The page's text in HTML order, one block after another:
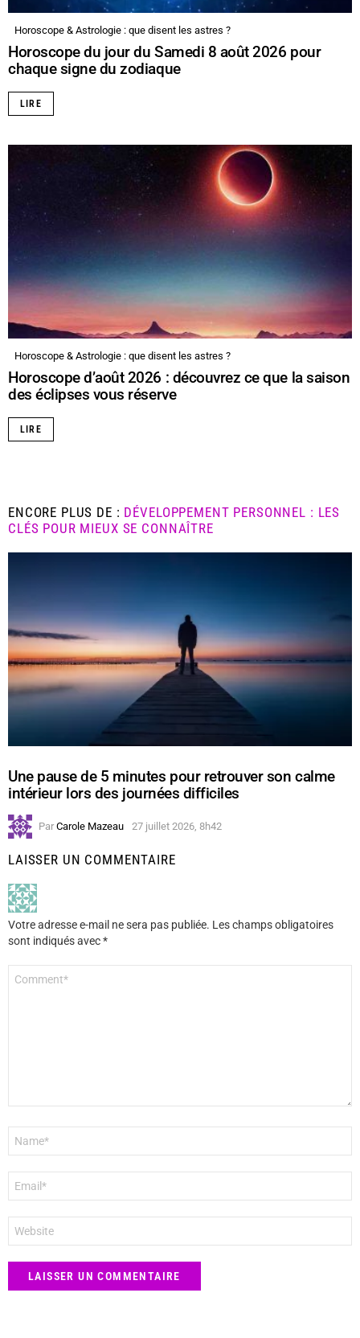
Horoscope & Astrologie : que disent les astres ?
Horoscope du jour du Samedi 8 août 2026 pour
chaque signe du zodiaque
LIRE
Horoscope & Astrologie : que disent les astres ?
Horoscope d’août 2026 : découvrez ce que la saison
des éclipses vous réserve
LIRE
ENCORE PLUS DE : DÉVELOPPEMENT PERSONNEL : LES
CLÉS POUR MIEUX SE CONNAÎTRE
Une pause de 5 minutes pour retrouver son calme
intérieur lors des journées difficiles
Par Carole Mazeau 27 juillet 2026, 8h42
LAISSER UN COMMENTAIRE
Votre adresse e-mail ne sera pas publiée. Les champs obligatoires
sont indiqués avec*
mail
*
web